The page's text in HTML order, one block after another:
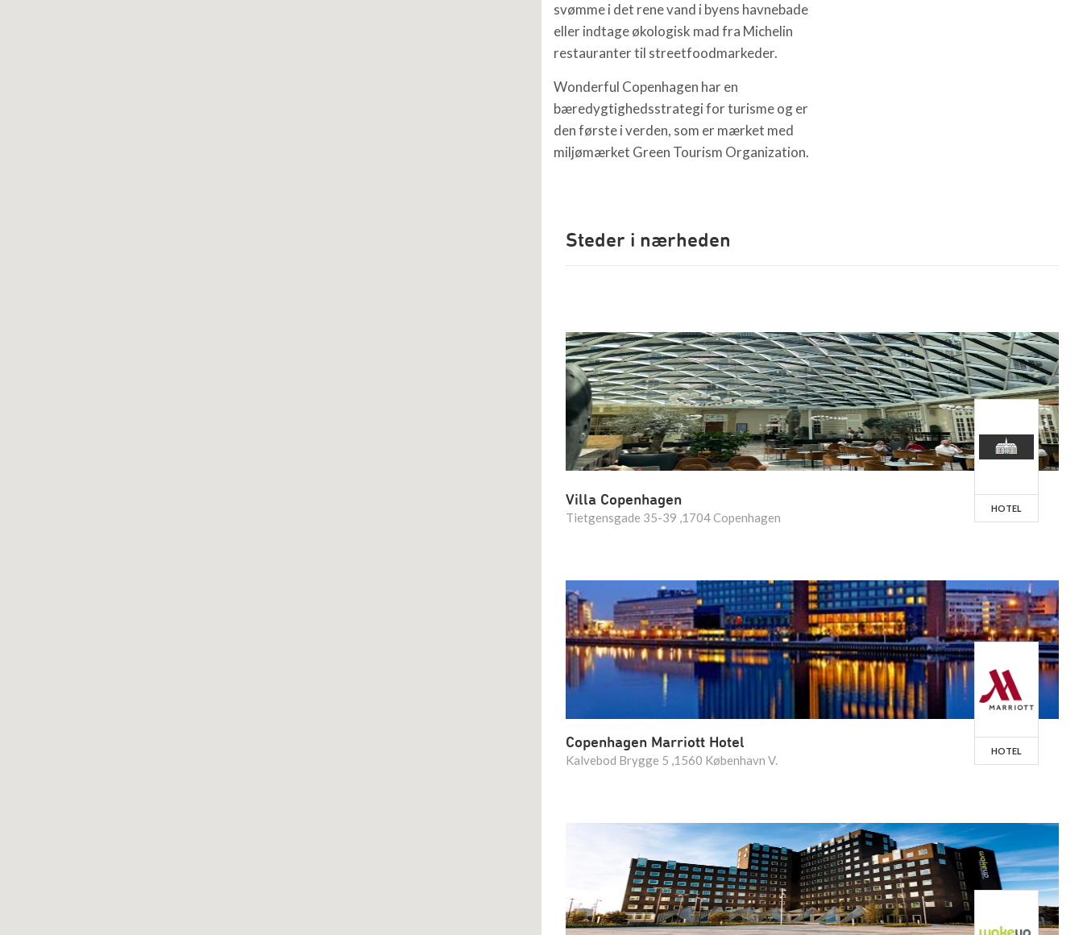
svømme i det rene vand i byens havnebade
eller indtage økologisk mad fra Michelin
restauranter til streetfoodmarkeder.
Wonderful Copenhagen har en
bæredygtighedsstrategi for turisme og er
den første i verden, som er mærket med
miljømærket Green Tourism Organization.
Steder i nærheden
Villa Copenhagen
Tietgensgade 35-39 ,1704 Copenhagen
HOTEL
Copenhagen Marriott Hotel
Kalvebod Brygge 5 ,1560 København V.
HOTEL